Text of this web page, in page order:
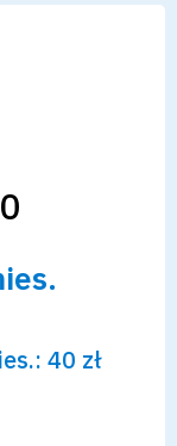
40 zł